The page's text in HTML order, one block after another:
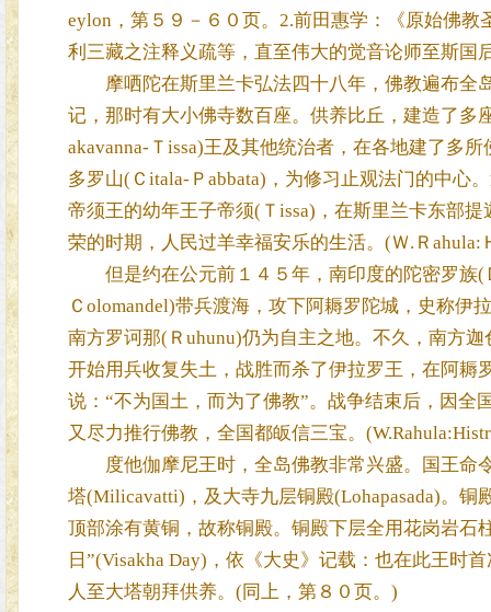
eylon，第５９－６０页。2.前田惠学：《原始佛
利三藏之注释义疏等，直至伟大的觉音论师至斯国
摩哂陀在斯里兰卡弘法四十八年，佛教遍布全
记，那时有大小佛寺数百座。供养比丘，建造了多
akavanna-Ｔissa)王及其他统治者，在各地建了多
多罗山(Ｃitala-Ｐabbata)，为修习止观法门的中心
帝须王的幼年王子帝须(Ｔissa)，在斯里兰卡东部
荣的时期，人民过羊幸福安乐的生活。(Ｗ.Ｒ
但是约在公元前１４５年，南印度的陀密罗族(
Ｃolomandel)带兵渡海，攻下阿耨罗陀城，史称伊
南方罗诃那(Ｒuhunu)仍为自主之地。不久，南方
开始用兵收复失土，战胜而杀了伊拉罗王，在阿
说：“不为国土，而为了佛教”。战争结束后，因
又尽力推行佛教，全国都皈信三宝。
度他伽摩尼王时，全岛佛教非常兴盛。国王命令
塔(Milicavatti)，及大寺九层铜殿(Lohapasada)。
顶部涂有黄铜，故称铜殿。铜殿下层全用花岗岩石
日”(Visakha Day)，依《大史》记载：也在此王时
人至大塔朝拜供养。(同上，第８０页。)